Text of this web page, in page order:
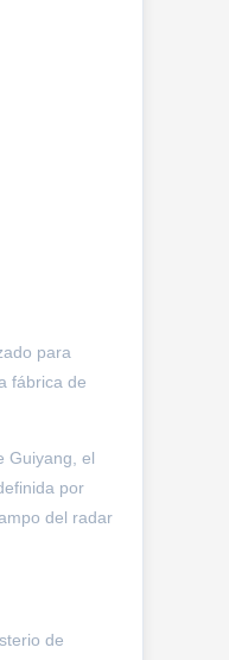
para
fábrica de
Guiyang, el
por
del radar
de